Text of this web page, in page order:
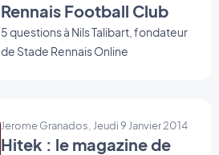
Rennais Football Club
5 questions à Nils Talibart, fondateur
de Stade Rennais Online
Jerome Granados, Jeudi 9 Janvier 2014
Hitek : le magazine de